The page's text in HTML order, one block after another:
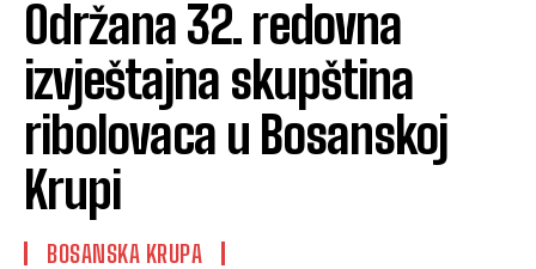
Održana 32. redovna
izvještajna skupština
ribolovaca u Bosanskoj
Krupi
BOSANSKA KRUPA